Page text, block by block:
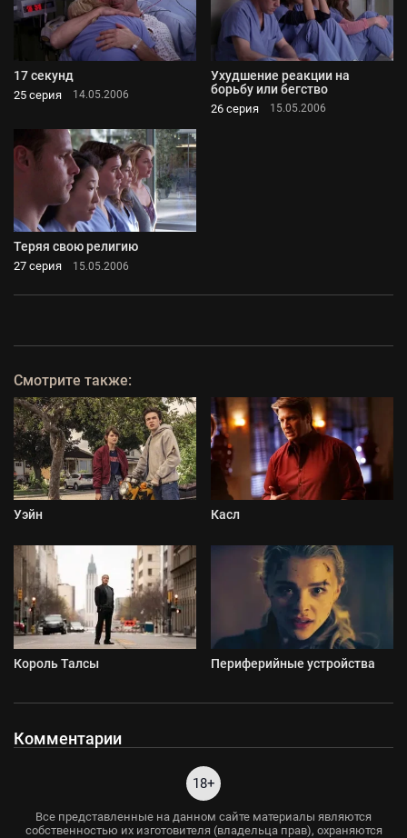
17 секунд
25 серия 14.05.2006
Ухудшение реакции на
борьбу или бегство
26 серия 15.05.2006
Теряя свою религию
27 серия 15.05.2006
Смотрите также:
Уэйн Касл
Король Талсы Периферийные устройства
Комментарии
18+
Все представленные на данном сайте материалы являются
собственностью их изготовителя (владельца прав), охраняются